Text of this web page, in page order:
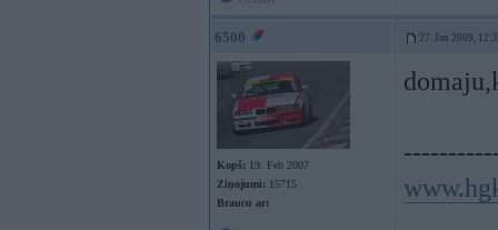
6500 27. Jan 2009,
Kopš: 19. Feb 2007
Ziņojumi: 15715
Braucu ar: